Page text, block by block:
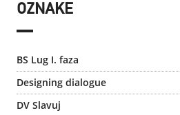
OZNAKE
BS Lug I. faza
Designing dialogue
DV Slavuj